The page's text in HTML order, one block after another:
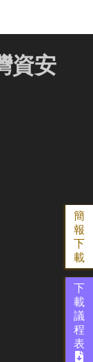
下
載
議
程
表
簡
報
下
載
資安